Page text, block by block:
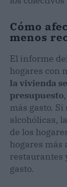
Cómo
menos
El informe
hogares con
la vivienda
presupuesto
más gasto.
alcohólicas,
de los
hogares más
restaurantes
gasto.